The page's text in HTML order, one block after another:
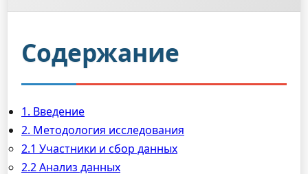
Содержание
1. Введение
2. Методология исследования
2.1 Участники и сбор данных
2.2 Анализ данных